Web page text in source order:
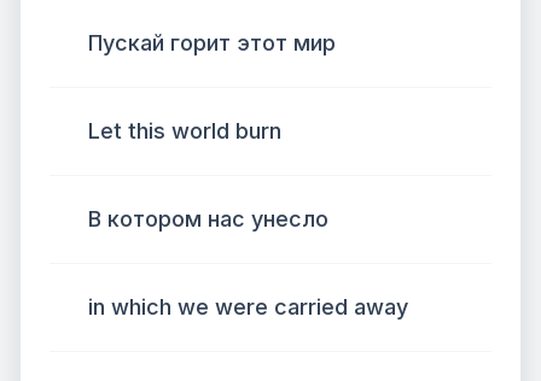
Пускай горит этот мир
Let this world burn
В котором нас унесло
in which we were carried away